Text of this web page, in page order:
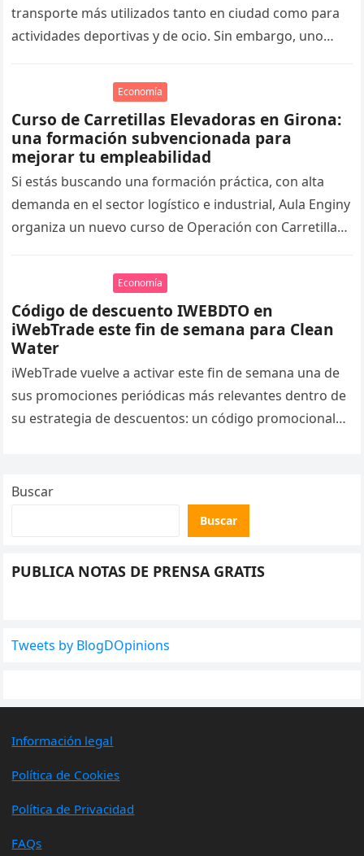
transporte más utilizados tanto en ciudad como para
actividades deportivas y de ocio. Sin embargo, uno…
Economía
Curso de Carretillas Elevadoras en Girona:
una formación subvencionada para
mejorar tu empleabilidad
Si estás buscando una formación práctica, con alta
demanda en el sector logístico e industrial, Aula Enginy
organiza un nuevo curso de Operación con Carretillas
Economía
Código de descuento IWEBDTO en
iWebTrade este fin de semana para Clean
Water
iWebTrade vuelve a activar este fin de semana una de
sus promociones periódicas más relevantes dentro de
su estrategia de descuentos: un código promocional
Buscar
Buscar
PUBLICA NOTAS DE PRENSA GRATIS
Tweets by BlogDOpinions
Información legal
Política de Cookies
Política de Privacidad
FAQs